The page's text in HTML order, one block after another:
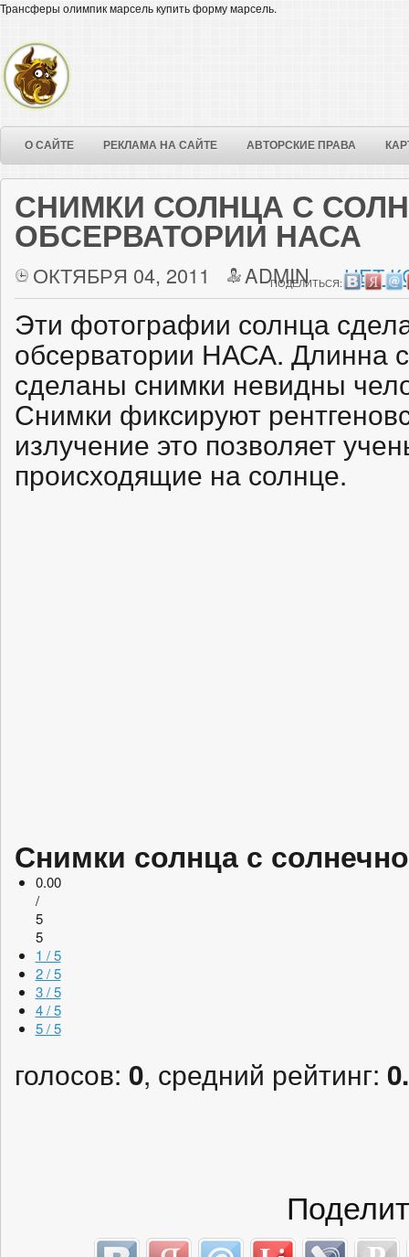
Трансферы олимпик марсель купить форму марсель.
О САЙТЕ РЕКЛАМА НА САЙТЕ АВТОРСКИЕ ПРАВА
СНИМКИ СОЛНЦА С
ОБСЕРВАТОРИИ НАСА
ОКТЯБРЯ 04, 2011 ADMIN НЕТ
ПОДЕЛИТЬСЯ:
Эти фотографии солнца
обсерватории НАСА. Длинна
сделаны снимки невидны
Снимки фиксируют
излучение это позволяет
происходящие на солнце.
Снимки солнца с
0.00
/
5
5
1 / 5
2 / 5
3 / 5
4 / 5
5 / 5
голосов: 0, средний рейтинг: